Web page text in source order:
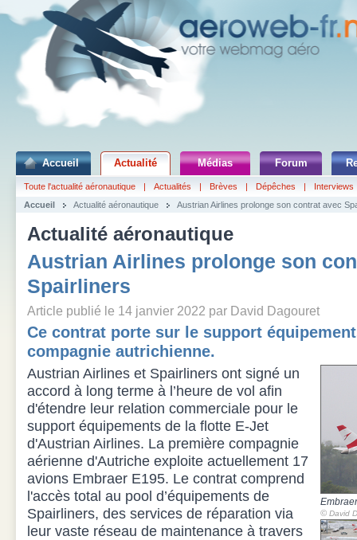
Accueil Actualité Médias Forum
Toute l'actualité aéronautique | Actualités | Brèves | Dépêches |
Interviews
Accueil
Actualité aéronautique Austrian Airlines prolonge son contrat avec
Actualité aéronautique
Austrian Airlines prolonge son
Spairliners
Article publié le 14 janvier 2022 par David Dagouret
Ce contrat porte sur le support
compagnie autrichienne.
© David
Austrian Airlines et Spairliners ont signé un
accord à long terme à l’heure de vol afin
d'étendre leur relation commerciale pour le
support équipements de la flotte E-Jet
d'Austrian Airlines. La première compagnie
aérienne d'Autriche exploite actuellement 17
avions Embraer E195. Le contrat comprend
l'accès total au pool d’équipements de
Spairliners, des services de réparation via
leur vaste réseau de maintenance à travers